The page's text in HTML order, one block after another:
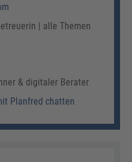
| alle Themen
& digitaler Berater
Planfred chatten